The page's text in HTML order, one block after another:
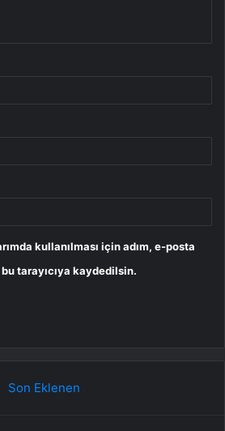
kullanılması için adım, e-posta
tarayıcıya kaydedilsin.
Son Eklenen